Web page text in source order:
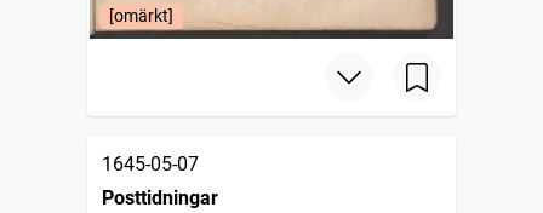
[omärkt]
1645-05-07
Posttidningar